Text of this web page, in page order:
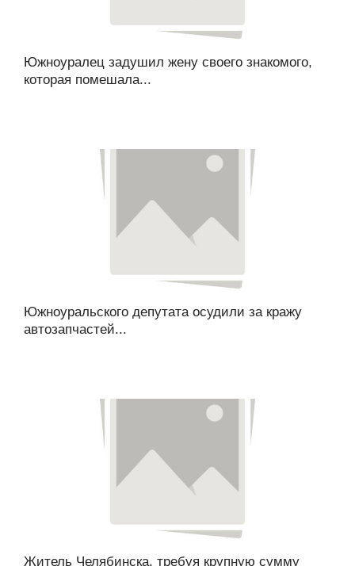
Южноуралец задушил жену своего знакомого,
которая помешала...
Южноуральского депутата осудили за кражу
автозапчастей...
Житель Челябинска, требуя крупную сумму